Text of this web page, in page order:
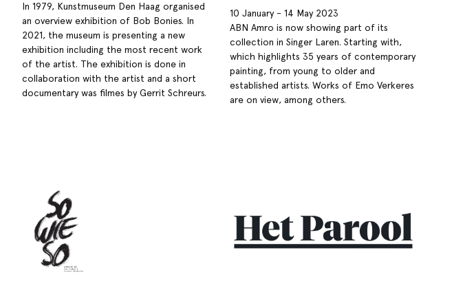
In 1979, Kunstmuseum Den Haag organised
an overview exhibition of Bob Bonies. In
2021, the museum is presenting a new
exhibition including the most recent work
of the artist. The exhibition is done in
collaboration with the artist and a short
documentary was filmes by Gerrit Schreurs.
10 January - 14 May 2023
ABN Amro is now showing part of its
collection in Singer Laren. Starting with,
which highlights 35 years of contemporary
painting, from young to older and
established artists. Works of Emo Verkeres
are on view, among others.